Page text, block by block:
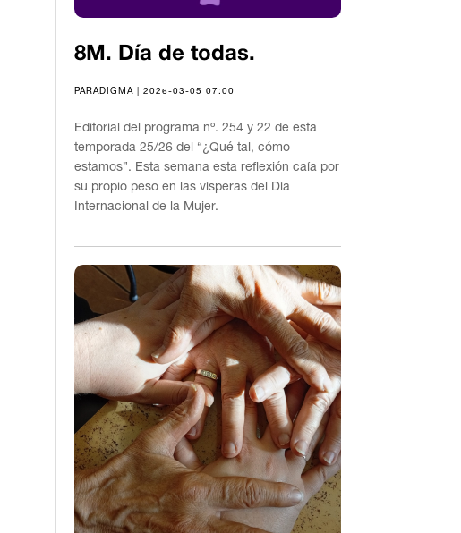
8M. Día de todas.
PARADIGMA | 2026-03-05 07:00
Editorial del programa nº. 254 y 22 de esta
temporada 25/26 del “¿Qué tal, cómo
estamos”. Esta semana esta reflexión caía por
su propio peso en las vísperas del Día
Internacional de la Mujer.